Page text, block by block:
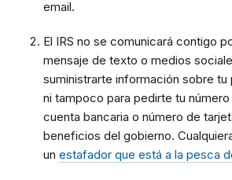
email.
El IRS no se comunicará contigo
mensaje de texto o medios
suministrarte información sobre tu
ni tampoco para pedirte tu número
cuenta bancaria o número de
beneficios del gobierno.
un estafador que está a la pesca